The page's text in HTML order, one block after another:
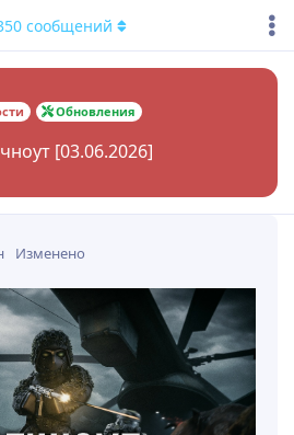
Обновления
[03.06.2026]
сообщений
Изменено